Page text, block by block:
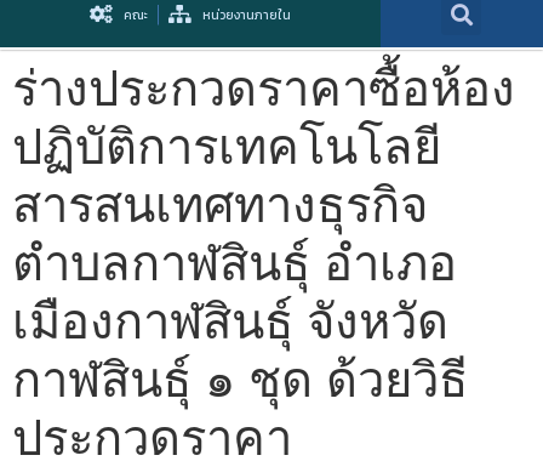
คณะ หน่วยงานภายใน
ร่างประกวดราคาซื้อห้อง
ปฏิบัติการเทคโนโลยี
สารสนเทศทางธุรกิจ
ตำบลกาฬสินธุ์ อำเภอ
เมืองกาฬสินธุ์ จังหวัด
กาฬสินธุ์ ๑ ชุด ด้วยวิธี
ประกวดราคา